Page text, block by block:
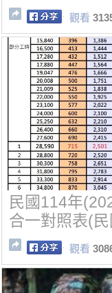
觀看
民國114年
合一對照表(
觀看